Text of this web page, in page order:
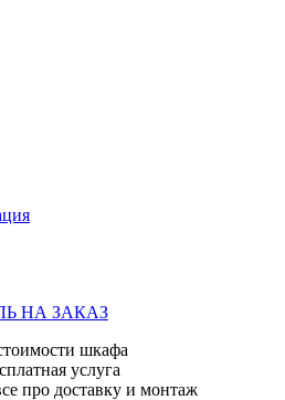
НА ЗАКАЗ
шкафа
услуга
про доставку и монтаж